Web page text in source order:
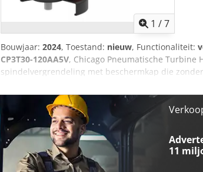
1 /7
Bouwjaar: 2024, Toestand: nieuw, Functionaliteit:
CP3T30-120AA5V, Chicago Pneumatische Turbine
spindelvergrendeling met beschermkap die
Turbineslijpmachine - dubbele prestatie met
gladmaken van gietijzer, staal, lasnaden, alle
en containerbouw, in de machinebouw, in
gegevens: Toerental (stationair): 12000 tpm
Luchtverbruik onder belasting: 1,92 m³/min
125 mm Gewicht: 2,4 kg Spindeldraad: M14
slanglengte): 16 mm Benodigde luchtkwaliteit:
11